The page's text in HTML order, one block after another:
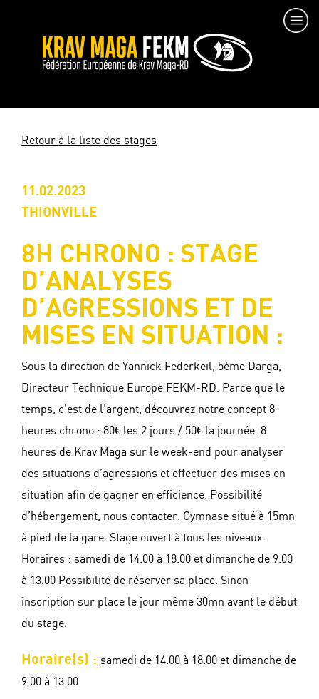
Retour à la liste des stages
11.02.2023
THIONVILLE
8H CHRONO : STAGE
D’ANALYSES
D’AGRESSIONS ET DE
MISES EN SITUATION :
Sous la direction de Yannick Federkeil, 5ème Darga,
Directeur Technique Europe FEKM-RD. Parce que le
temps, c’est de l’argent, découvrez notre concept 8
heures chrono : 80€ les 2 jours / 50€ la journée. 8
heures de Krav Maga sur le week-end pour analyser
des situations d’agressions et effectuer des mises en
situation afin de gagner en efficience. Possibilité
d’hébergement, nous contacter. Gymnase situé à 15mn
à pied de la gare. Stage ouvert à tous les niveaux.
Horaires : samedi de 14.00 à 18.00 et dimanche de 9.00
à 13.00 Possibilité de réserver sa place. Sinon
inscription sur place le jour même 30mn avant le début
du stage.
Horaire(s) : samedi de 14.00 à 18.00 et dimanche de
9.00 à 13.00